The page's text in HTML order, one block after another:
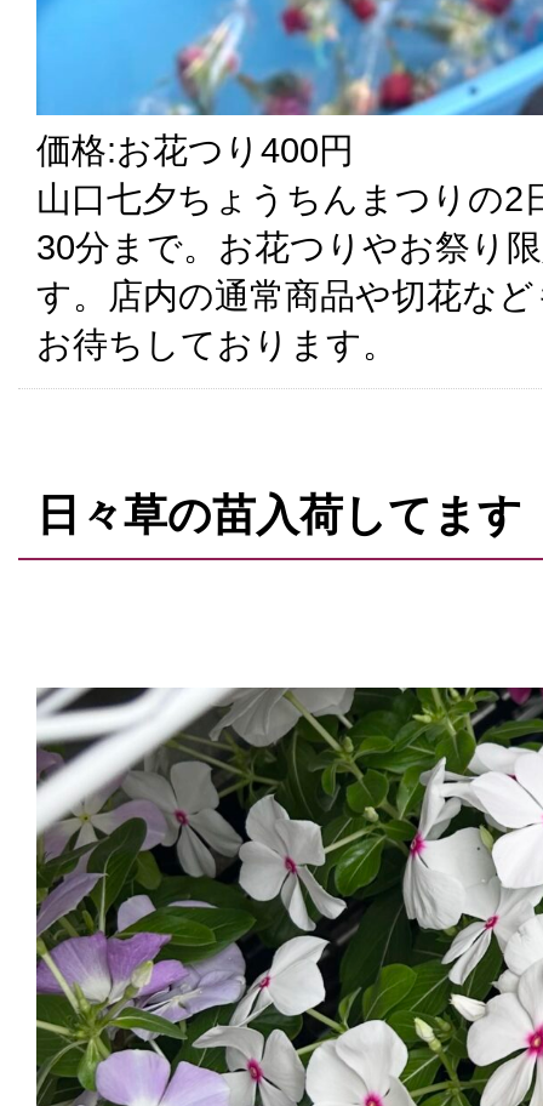
価格:お花つり400円
山口七夕ちょうちんまつりの2
30分まで。お花つりやお祭り
す。店内の通常商品や切花な
お待ちしております。
日々草の苗入荷してます